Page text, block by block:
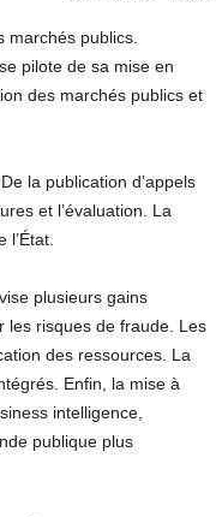
publics.
pilote de sa mise en
des marchés publics et
la publication d’appels
et l’évaluation. La
plusieurs gains
les risques de fraude. Les
des ressources. La
Enfin, la mise à
intelligence,
publique plus